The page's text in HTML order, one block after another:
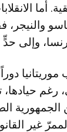
أما
وإلى حدٍّ
رغم
الجمهورية
غير